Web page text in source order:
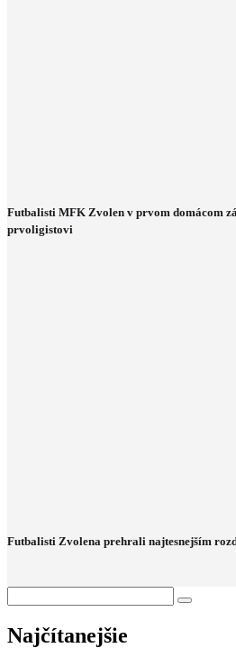
Futbalisti MFK Zvolen v prvom domácom
prvoligistovi
Futbalisti Zvolena prehrali najtesnejším
Najčítanejšie